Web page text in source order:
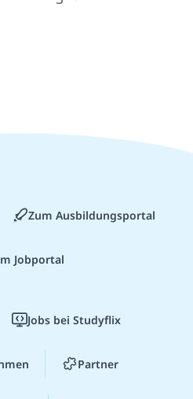
Zum Ausbildungsportal
Jobportal
Jobs bei Studyflix
Partner